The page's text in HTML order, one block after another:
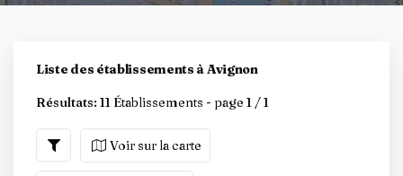
Liste des établissements à Avignon
Résultats: 11 Établissements - page 1 / 1
Voir sur la carte